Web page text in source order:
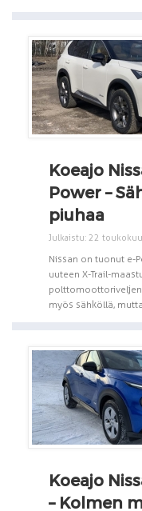
Koeajo
Power –
piuhaa
Julkaistu: 22
Nissan on tuonut e-
uuteen X-Trail-
myös sähköllä,
Koeajo
– Kolmen